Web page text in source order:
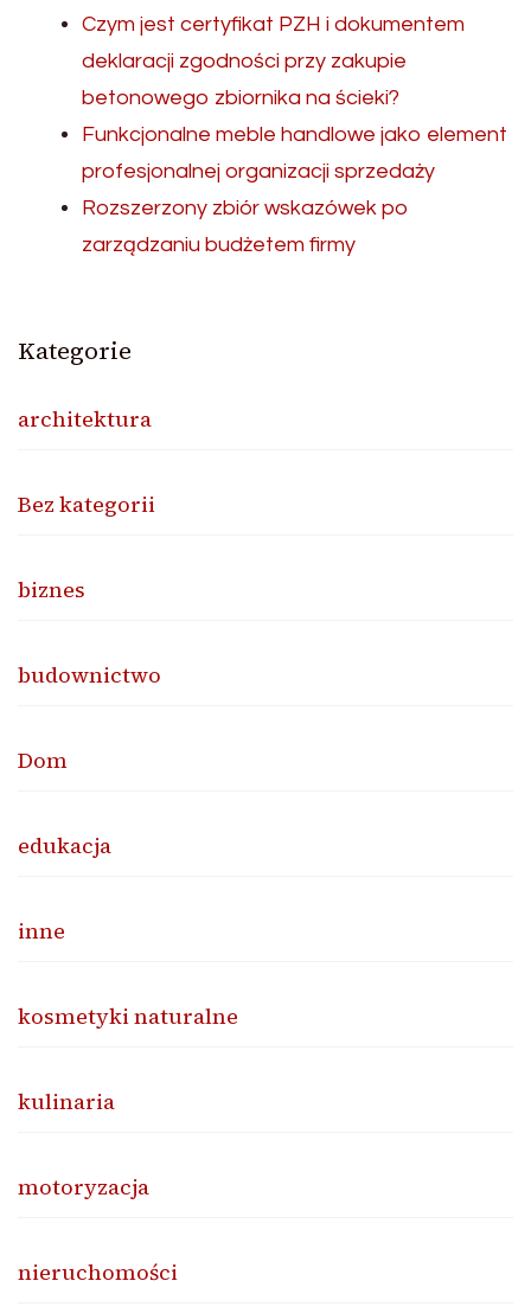
Czym jest certyfikat PZH i dokumentem
deklaracji zgodności przy zakupie
betonowego zbiornika na ścieki?
Funkcjonalne meble handlowe jako element
profesjonalnej organizacji sprzedaży
Rozszerzony zbiór wskazówek po
zarządzaniu budżetem firmy
Kategorie
architektura
Bez kategorii
biznes
budownictwo
Dom
edukacja
inne
kosmetyki naturalne
kulinaria
motoryzacja
nieruchomości